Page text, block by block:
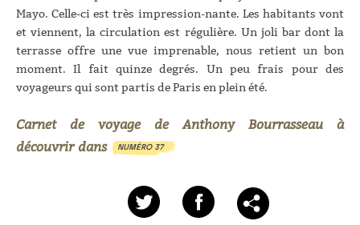
Mayo. Celle-ci est très impression-nante. Les habitants vont
et viennent, la circulation est régulière. Un joli bar dont la
terrasse offre une vue imprenable, nous retient un bon
moment. Il fait quinze degrés. Un peu frais pour des
voyageurs qui sont partis de Paris en plein été.
Carnet de voyage de Anthony Bourrasseau à
découvrir dans
NUMÉRO 37